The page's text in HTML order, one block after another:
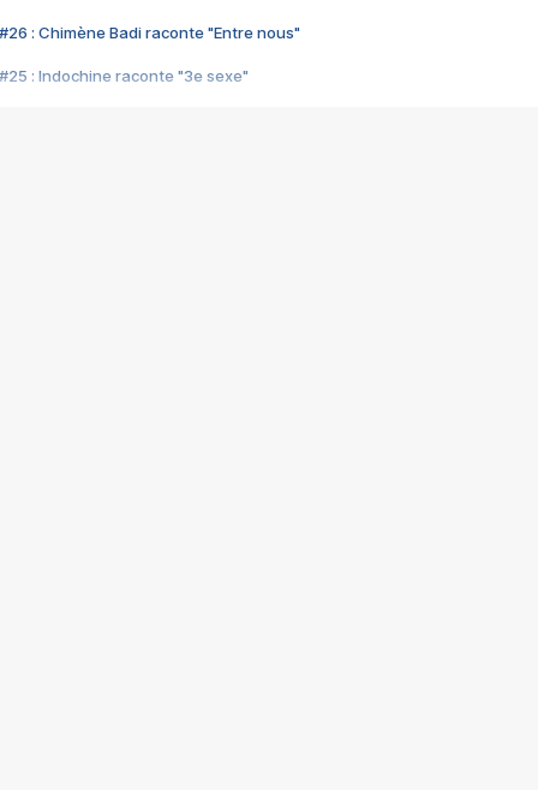
#26 : Chimène Badi raconte "Entre nous"
#25 : Indochine raconte "3e sexe"